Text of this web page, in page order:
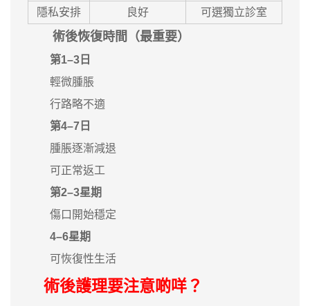
隱私安排
良好 可選獨立診室
術後恢復時間（最重要）
第1–3日
輕微腫脹
行路略不適
第4–7日
腫脹逐漸減退
可正常返工
第2–3星期
傷口開始穩定
4–6星期
可恢復性生活
術後護理要注意啲咩？